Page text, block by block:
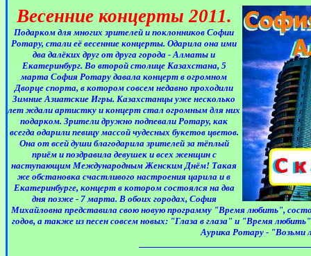
Весенние концерты 2011.
Подарком для многих зрителей и поклонников Софии
Ротару, стали её весенние концерты. Одарила она ими
два далёких друг от друга города - Алматы и
Екатеринбург. Во второй столице Казахстана, 5
марта София Ротару давала концерт в огромном
Дворце спорта, в котором совсем недавно проходили
Зимние Азиатские Игры. Казахстанцы уже несколько
лет ждали артистку и концерт стал огромным для них
подарком. Зрители дружно подпевали Ротару, как
всегда одарили певицу массой чудесных букетов цветов.
Она от всей души благодарила зрителей за тёплый
приём и поздравила девушек и всех женщин с
наступающим Международным Женским Днём! Такая
же обстановка счастливого настроения царила и в
Екатеринбурге, концерт в котором состоялся на два
дня позже - 7 марта. В обоих городах, София
Михайловна представила свою новую программу "Время любить",
годов, а также из песен совсем новых: "Глаза в глаза" и "Время
Аурика Ротару - "Возьми